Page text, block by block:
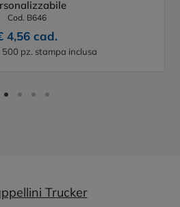
Cod. B646
4,56 cad.
500 pz. stampa inclusa
Trucker